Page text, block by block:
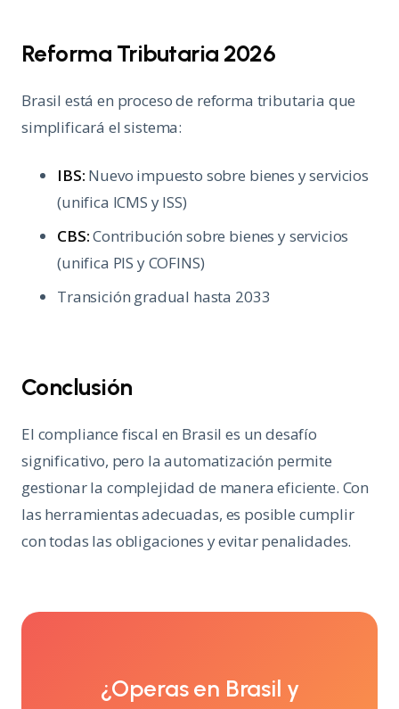
Reforma Tributaria 2026
Brasil está en proceso de reforma tributaria que
simplificará el sistema:
IBS: Nuevo impuesto sobre bienes y servicios
(unifica ICMS y ISS)
CBS:Contribución sobre bienes y servicios
(unifica PIS y COFINS)
Transición gradual hasta 2033
Conclusión
El compliance fiscal en Brasil es un desafío
significativo, pero la automatización permite
gestionar la complejidad de manera eficiente. Con
las herramientas adecuadas, es posible cumplir
con todas las obligaciones y evitar penalidades.
¿Operas en Brasil y